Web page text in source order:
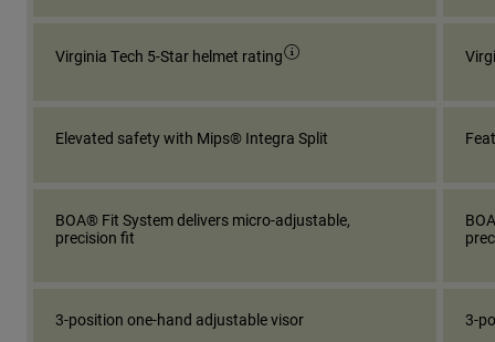
Virginia Tech 5-Star helmet rating
Elevated safety with Mips® Integra Split
BOA® Fit System delivers micro-adjustable,
precision fit
3-position one-hand adjustable visor 3-